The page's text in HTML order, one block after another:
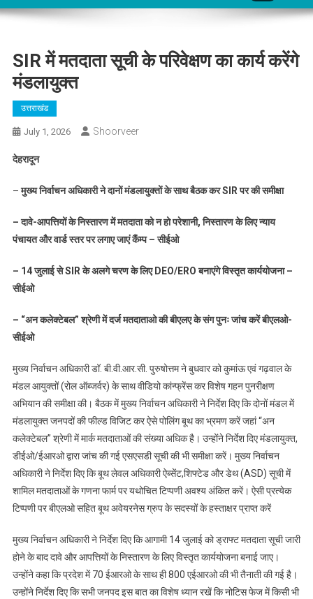
SIR में मतदाता सूची के परिवेक्षण का कार्य करेंगे
मंडलायुक्त
उत्तराखंड
July 1, 2026 Shoorveer
देहरादून
–मुख्य निर्वाचन अधिकारी ने दानों मंडलायुक्तों के साथ बैठक कर SIR पर की समीक्षा
– दावे-आपत्तियों के निस्तारण में मतदाता को न हो परेशानी, निस्तारण के लिए न्याय
पंचायत और वार्ड स्तर पर लगाए जाएं कैंम्प – सीईओ
– 14 जुलाई से SIR के अलगे चरण के लिए DEO/ERO बनाएंगे विस्तृत कार्ययोजना –
सीईओ
– “अन कलेक्टेबल” श्रेणी में दर्ज मतदाताओ की बीएलए के संग पुनः जांच करें बीएलओ-
सीईओ
मुख्य निर्वाचन अधिकारी डॉ. बी.वी.आर.सी. पुरुषोत्तम ने बुधवार को कुमांऊ एवं गढ़वाल के
मंडल आयुक्तों (रोल ऑब्जर्वर) के साथ वीडियो कांन्फ्रेंस कर विशेष गहन पुनरीक्षण
अभियान की समीक्षा की। बैठक में मुख्य निर्वाचन अधिकारी ने निर्देश दिए कि दोनों मंडल में
मंडलायुक्त जनपदों की फील्ड विजिट कर ऐसे पोलिंग बूथ का भ्रमण करें जहां “अन
कलेक्टेबल” श्रेणी में मार्क मतदाताओं की संख्या अधिक है। उन्होंने निर्देश दिए मंडलायुक्त,
डीईओ/ईआरओ द्वारा जांच की गई एसएसडी सूची की भी समीक्षा करें। मुख्य निर्वाचन
अधिकारी ने निर्देश दिए कि बूथ लेवल अधिकारी ऐब्सेंट,शिफ्टेड और डेथ (ASD) सूची में
शामिल मतदाताओं के गणना फार्म पर यथोचित टिप्पणी अवश्य अंकित करें। ऐसी प्रत्येक
टिप्पणी पर बीएलओ सहित बूथ अवेयरनेस ग्रुप के सदस्यों के हस्ताक्षर प्राप्त करें
मुख्य निर्वाचन अधिकारी ने निर्देश दिए कि आगामी 14 जुलाई को ड्राफ्ट मतदाता सूची जारी
होने के बाद दावे और आपत्तियों के निस्तारण के लिए विस्तृत कार्ययोजना बनाई जाए।
उन्होंने कहा कि प्रदेश में 70 ईआरओ के साथ ही 800 एईआरओ की भी तैनाती की गई है।
उन्होंने निर्देश दिए कि सभी जनपद इस बात का विशेष ध्यान रखें कि नोटिस फेज में किसी भी